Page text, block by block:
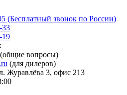
(Бесплатный звонок по России)
33
19
(общие вопросы)
(для дилеров)
Журавлёва 3, офис 213